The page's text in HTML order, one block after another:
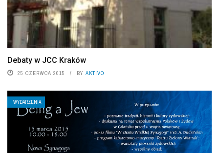
Debaty w JCC Kraków
25 CZERWCA 2015 BY AKTIVO
WYDARZENIA